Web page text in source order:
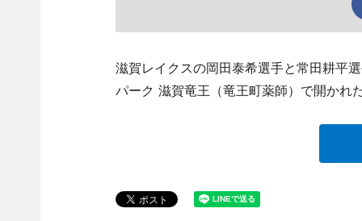
滋賀レイクスの岡田泰希選手と常田耕平
パーク 滋賀竜王（竜王町薬師）で開かれ